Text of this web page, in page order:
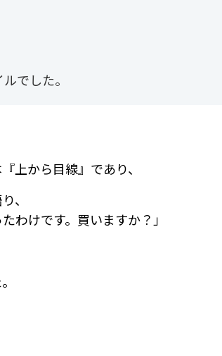
でした。
上から目線』であり、
、
わけです。買いますか？」